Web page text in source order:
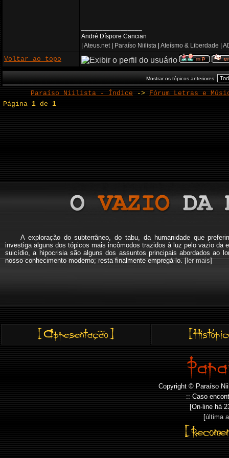
André Díspore Cancian
Ateus.net| Paraíso Niilista Ateísmo & Liberdade
Voltar ao topo
Mostrar os tópicos anteriores:
Paraíso Niilista - Índice -> Fórum Letras e
Página1 de1
A exploração do subterrâneo, do tabu, da humanidade que
investiga alguns dos tópicos mais incômodos trazidos à luz pelo vazio da
suicídio, a hipocrisia são alguns dos assuntos principais abordados ao
nosso conhecimento moderno; resta finalmente empregá-lo. [ler mais]
Copyright © Paraíso
:: Caso
[On-line há
[última